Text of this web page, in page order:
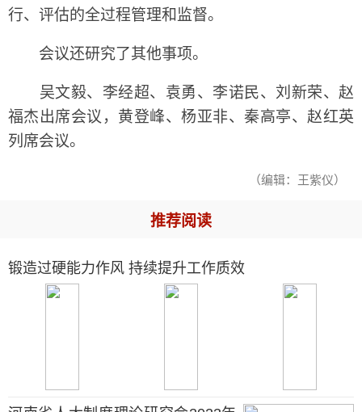
行、评估的全过程管理和监督。
会议还研究了其他事项。
吴文毅、李经超、袁勇、李诺民、刘新荣、赵
福杰出席会议，黄登峰、杨亚非、秦高亭、赵红英
列席会议。
（编辑：王紫仪）
推荐阅读
锻造过硬能力作风 持续提升工作质效